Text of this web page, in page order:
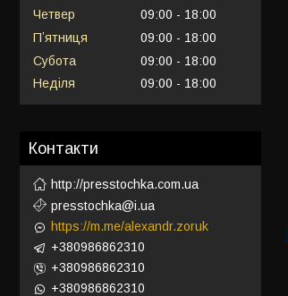
Четвер
09:00
18:00
Пʼятниця
09:00
18:00
Субота
09:00
18:00
Неділя
09:00 18:00
Контакти
http://presstochka.com.ua
presstochka@i.ua
https://m.me/alexandr.zoruk
+380986862310
+380986862310
+380986862310